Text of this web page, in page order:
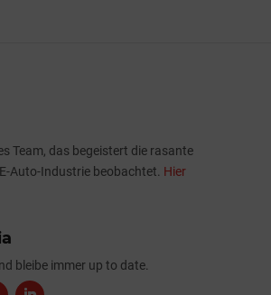
Team, das begeistert die rasante
Auto-Industrie beobachtet. Hier
bleibe immer up to date.